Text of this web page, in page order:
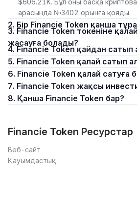
$606.21K. Бұл оны басқа
арасында №3402 орынға қояды.
2. Бір Financie Token қанша
3. Financie Token токеніне қалай инвестиция
жасауға болады?
4. Financie Token қайдан
5. Financie Token қалай сатып
6. Financie Token қалай сатуға
7. Financie Token жақсы
8. Қанша Financie Token бар?
Financie Token Ресурстар
Веб-сайт
Қауымдастық